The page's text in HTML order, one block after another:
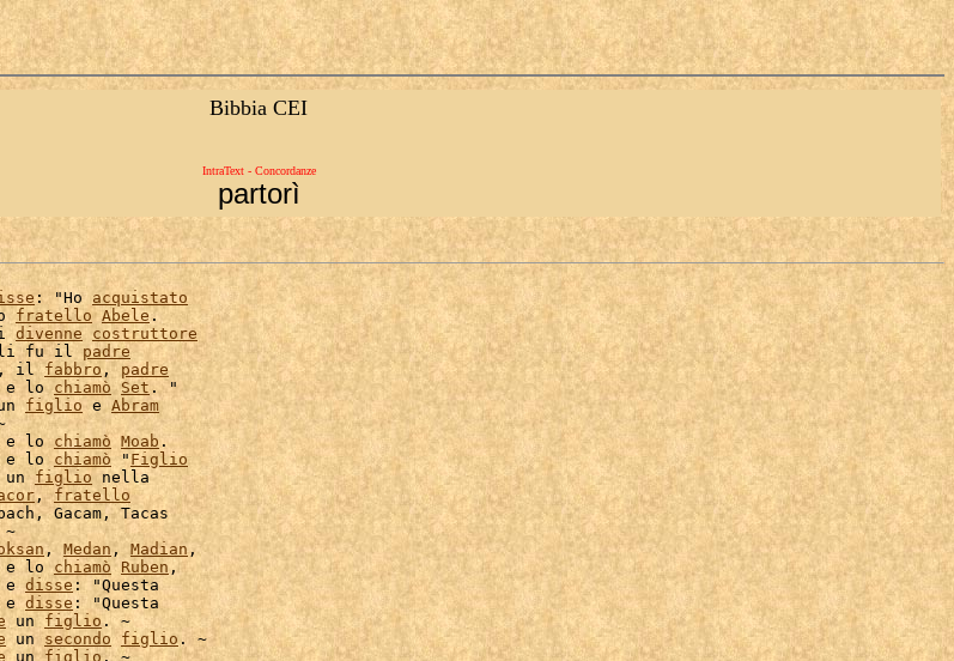
Bibbia CEI
IntraText - Concordanze
partorì
: "Ho acquistato
fratello Abele.
divenne costruttore
fu il padre
il fabbro, padre
e lo chiamò Set . "
figlio e Abram
e lo chiamò Moab
lo chiamò " Figlio
figlio nella
, fratello
Gacam, Tacas
, Medan , Madian ,
lo chiamò Ruben ,
disse : "Questa
e disse : "Questa
un figlio
un secondo figlio . ~
un figlio . ~